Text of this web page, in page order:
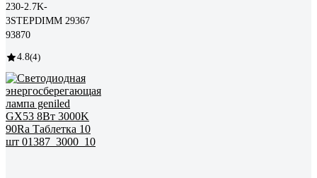
230-2.7K-
3STEPDIMM 29367
93870
4.8(4)